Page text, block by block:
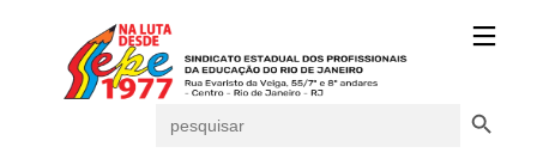
for: